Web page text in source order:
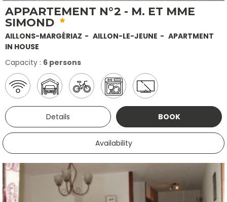
APPARTEMENT N°2 - M. ET MME
SIMOND
AILLONS-MARGÉRIAZ AILLON-LE-JEUNE
APARTMENT
IN HOUSE
Capacity : 6 persons
Details BOOK
Availability